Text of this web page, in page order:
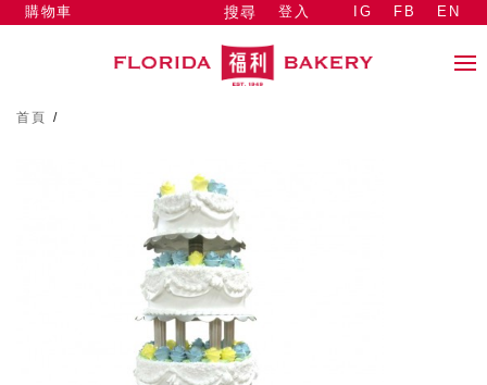
搜尋 登入
購物車 IG FB EN
首頁 /